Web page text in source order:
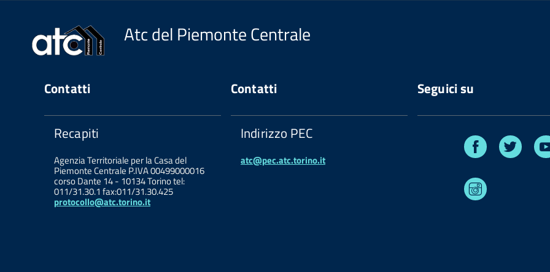
Atc del Piemonte Centrale
Contatti
Recapiti
Agenzia Territoriale per la Casa del
Piemonte Centrale P.IVA 00499000016
corso Dante 14 - 10134 Torino tel:
011/31.30.1 fax:011/31.30.425
protocollo@atc.torino.it
Contatti
Indirizzo PEC
atc@pec.atc.torino.it
Seguici su
Facebook